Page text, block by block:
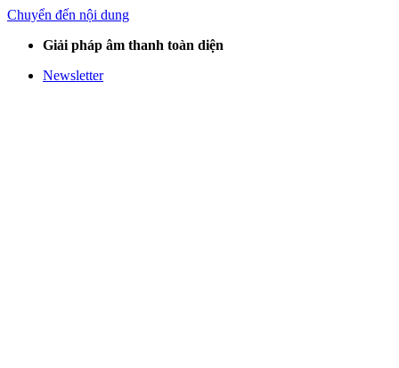
Chuyển đến nội dung
Giải pháp âm thanh toàn diện
Newsletter